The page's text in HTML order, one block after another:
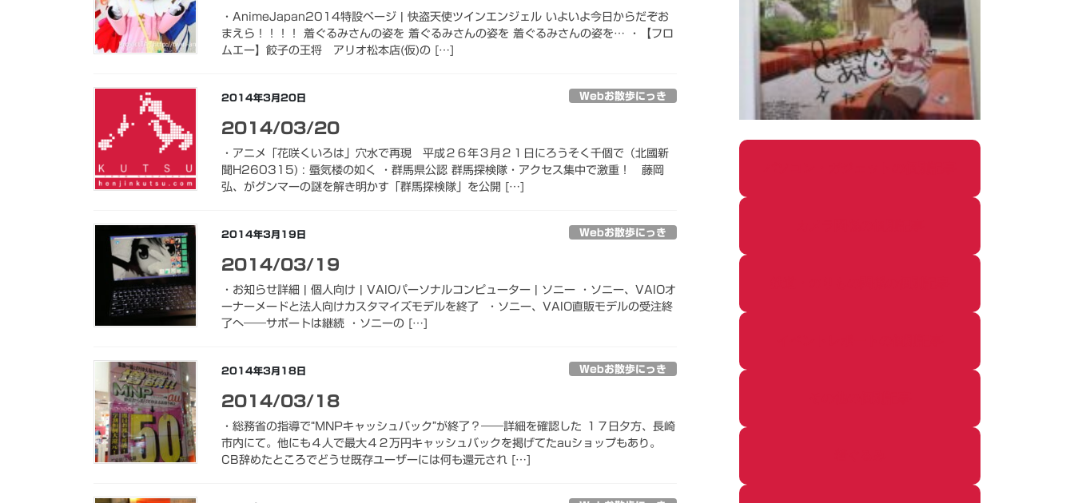
・AnimeJapan2014特設ページ | 快盗天使ツインエンジェル いよいよ今日からだぞお
まえら！！！！ 着ぐるみさんの姿を 着ぐるみさんの姿を 着ぐるみさんの姿を… ・【フロ
ムエー】餃子の王将 アリオ松本店(仮)の […]
2014年3月20日 Webお散歩にっき
2014/03/20
・アニメ「花咲くいろは」穴水で再現 平成２６年３月２１日にろうそく千個で（北國新
聞H260315) : 蜃気楼の如く ・群馬県公認 群馬探検隊・アクセス集中で激重！ 藤岡
弘、がグンマーの謎を解き明かす「群馬探検隊」を公開 […]
2014年3月19日 Webお散歩にっき
2014/03/19
・お知らせ詳細 | 個人向け | VAIOパーソナルコンピューター | ソニー ・ソニー、VAIOオ
ーナーメードと法人向けカスタマイズモデルを終了 ・ソニー、VAIO直販モデルの受注終
了へ――サポートは継続 ・ソニーの […]
2014年3月18日 Webお散歩にっき
2014/03/18
・総務省の指導で“MNPキャッシュバック”が終了？――詳細を確認した １７日夕方、長崎
市内にて。他にも４人で最大４２万円キャッシュバックを掲げてたauショップもあり。
CB辞めたところでどうせ既存ユーザーには何も還元され […]